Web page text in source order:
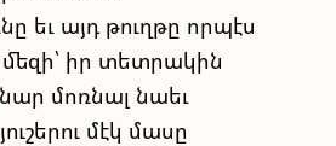
եւ այդ թուղթը որպէս
իր տետրակին
մոռնալ նաեւ
մէկ մասը